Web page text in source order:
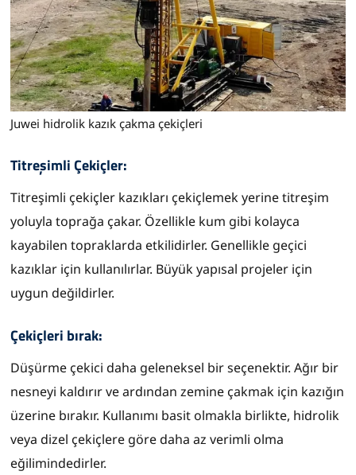
Juwei hidrolik kazık çakma çekiçleri
Titreşimli Çekiçler:
Titreşimli çekiçler kazıkları çekiçlemek yerine titreşim
yoluyla toprağa çakar. Özellikle kum gibi kolayca
kayabilen topraklarda etkilidirler. Genellikle geçici
kazıklar için kullanılırlar. Büyük yapısal projeler için
uygun değildirler.
Çekiçleri bırak:
Düşürme çekici daha geleneksel bir seçenektir. Ağır bir
nesneyi kaldırır ve ardından zemine çakmak için kazığın
üzerine bırakır. Kullanımı basit olmakla birlikte, hidrolik
veya dizel çekiçlere göre daha az verimli olma
eğilimindedirler.